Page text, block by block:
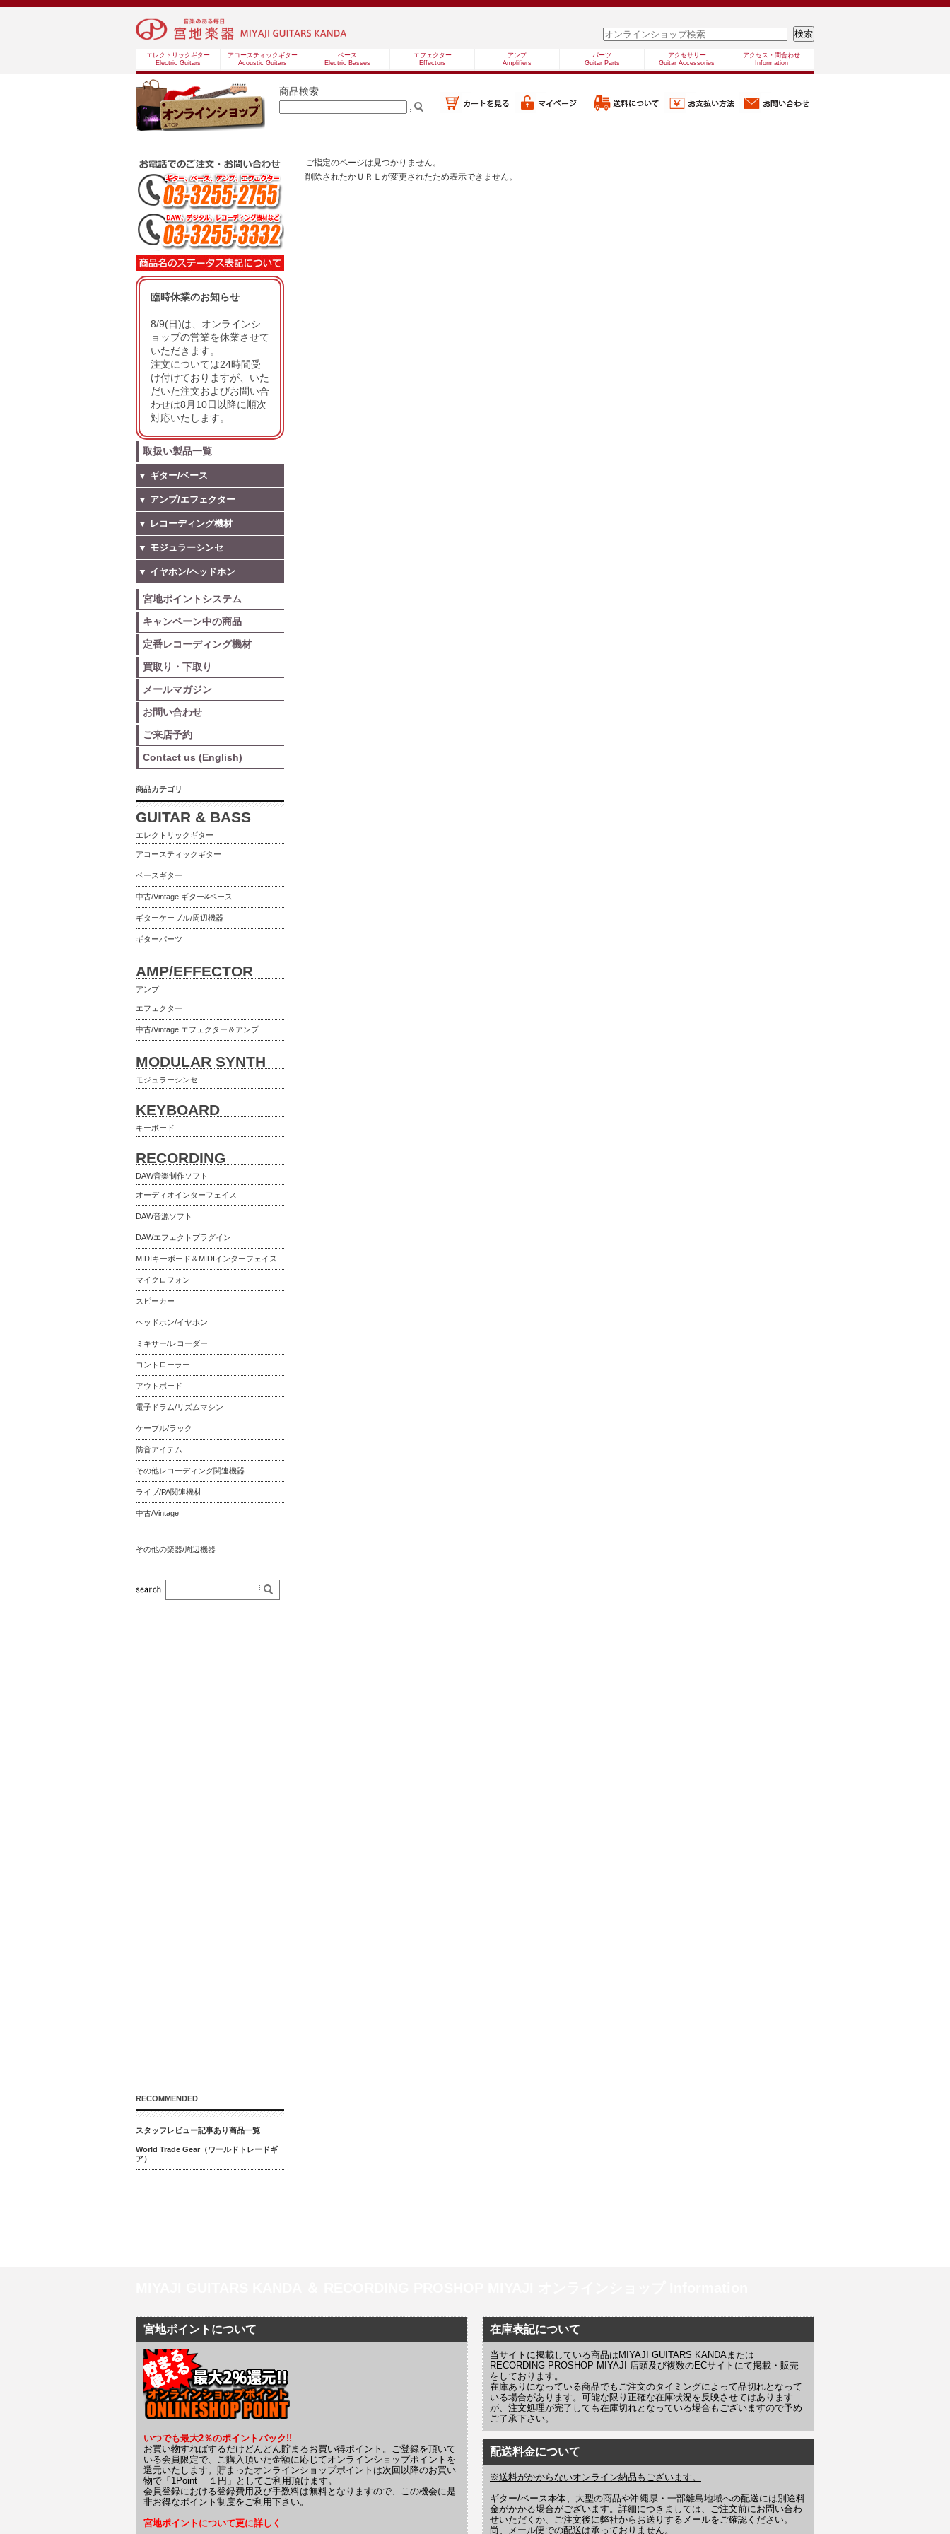
エレクトリックギター
Electric Guitars
アコースティックギター
Acoustic Guitars
ベース
Electric Basses
エフェクター
Effectors
アンプ
Amplifiers
パーツ
Guitar Parts
アクセサリー
Guitar Accessories
アクセス・問合わせ
Information
商品検索
ご指定のページは見つかりません。
削除されたかＵＲＬが変更されたため表示できません。
臨時休業のお知らせ
8/9(日)は、オンラインシ
ョップの営業を休業させて
いただきます。
注文については24時間受
け付けておりますが、いた
だいた注文およびお問い合
わせは8月10日以降に順次
対応いたします。
取扱い製品一覧
▼ ギター/ベース
▼ アンプ/エフェクター
▼ レコーディング機材
▼ モジュラーシンセ
▼ イヤホン/ヘッドホン
宮地ポイントシステム
キャンペーン中の商品
定番レコーディング機材
買取り・下取り
メールマガジン
お問い合わせ
ご来店予約
Contact us (English)
商品カテゴリ
GUITAR & BASS
エレクトリックギター
アコースティックギター
ベースギター
中古/Vintage ギター&ベース
ギターケーブル/周辺機器
ギターパーツ
AMP/EFFECTOR
アンプ
エフェクター
中古/Vintage エフェクター＆アンプ
MODULAR SYNTH
モジュラーシンセ
KEYBOARD
キーボード
RECORDING
DAW音楽制作ソフト
オーディオインターフェイス
DAW音源ソフト
DAWエフェクトプラグイン
MIDIキーボード＆MIDIインターフェイス
マイクロフォン
スピーカー
ヘッドホン/イヤホン
ミキサー/レコーダー
コントローラー
アウトボード
電子ドラム/リズムマシン
ケーブル/ラック
防音アイテム
その他レコーディング関連機器
ライブ/PA関連機材
中古/Vintage
その他の楽器/周辺機器
RECOMMENDED
スタッフレビュー記事あり商品一覧
World Trade Gear（ワールドトレードギ
ア）
宮地ポイントについて
いつでも最大2％のポイントバック!!
お買い物すればするだけどんどん貯まるお買い得ポイント。ご登録を頂いて
いる会員限定で、ご購入頂いた金額に応じてオンラインショップポイントを
還元いたします。貯まったオンラインショップポイントは次回以降のお買い
物で「1Point = １円」としてご利用頂けます。
会員登録における登録費用及び手数料は無料となりますので、この機会に是
非お得なポイント制度をご利用下さい。
宮地ポイントについて更に詳しく
在庫表記について
当サイトに掲載している商品はMIYAJI GUITARS KANDAまたは
RECORDING PROSHOP MIYAJI 店頭及び複数のECサイトにて掲載・販売
をしております。
在庫ありになっている商品でもご注文のタイミングによって品切れとなって
いる場合があります。可能な限り正確な在庫状況を反映させてはあります
が、注文処理が完了しても在庫切れとなっている場合もございますので予め
ご了承下さい。
配送料金について
※送料がかからないオンライン納品もございます。
ギター/ベース本体、大型の商品や沖縄県・一部離島地域への配送には別途料
金がかかる場合がございます。詳細につきましては、ご注文前にお問い合わ
せいただくか、ご注文後に弊社からお送りするメールをご確認ください。
尚、メール便での配送は承っておりません。